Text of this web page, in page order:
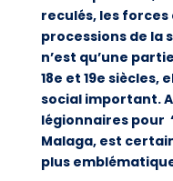
reculés, les
processions de la
n’est qu’une
18e et 19e
social important.
légionnaires pour
Malaga, est
plus